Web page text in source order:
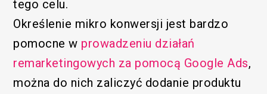
tego celu.
Określenie mikro konwersji jest bardzo
pomocne w prowadzeniu działań
remarketingowych za pomocą Google Ads,
można do nich zaliczyć dodanie produktu